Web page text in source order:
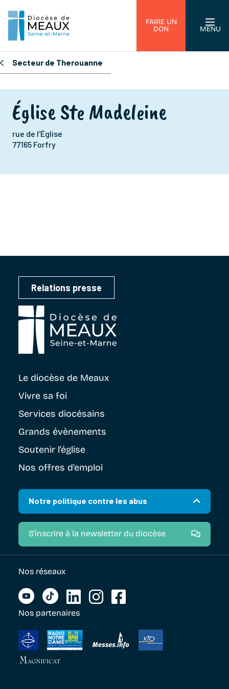
FAIRE UN
DON
MENU
Secteur de Therouanne
Église Ste Madeleine
rue de l'Église
77165 Forfry
Relations presse
Le diocèse de Meaux
Vivre sa foi
Services diocésains
Grands évènements
Soutenir l’église
Nos offres d’emploi
Notre politique contre les abus
S'inscrire à la newsletter du diocèse
Nos réseaux
Nos partenaires